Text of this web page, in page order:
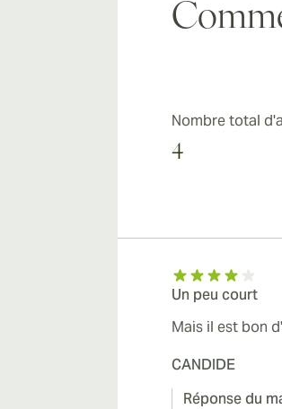
Nombre total
4
Un peu court
Mais il est bon
CANDIDE
Réponse du